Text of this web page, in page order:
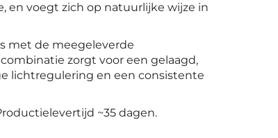
en voegt zich op natuurlijke wijze in
met de meegeleverde
zorgt voor een gelaagd,
lichtregulering en een consistente
~35 dagen.